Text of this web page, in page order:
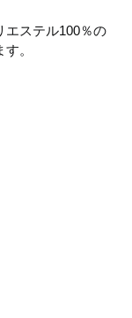
エステル100％の
。